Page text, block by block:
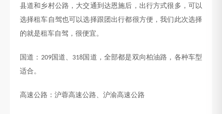
县道和乡村公路，大交通到达恩施后，出行方式很多，可以
选择租车自驾也可以选择跟团出行都很方便，我们此次选择
的就是租车自驾，很便宜。
国道： 209国道、 318 国道 ，全部都是双向柏油路，各种车型
适合。
高速公路：沪蓉高速公路、沪渝高速公路